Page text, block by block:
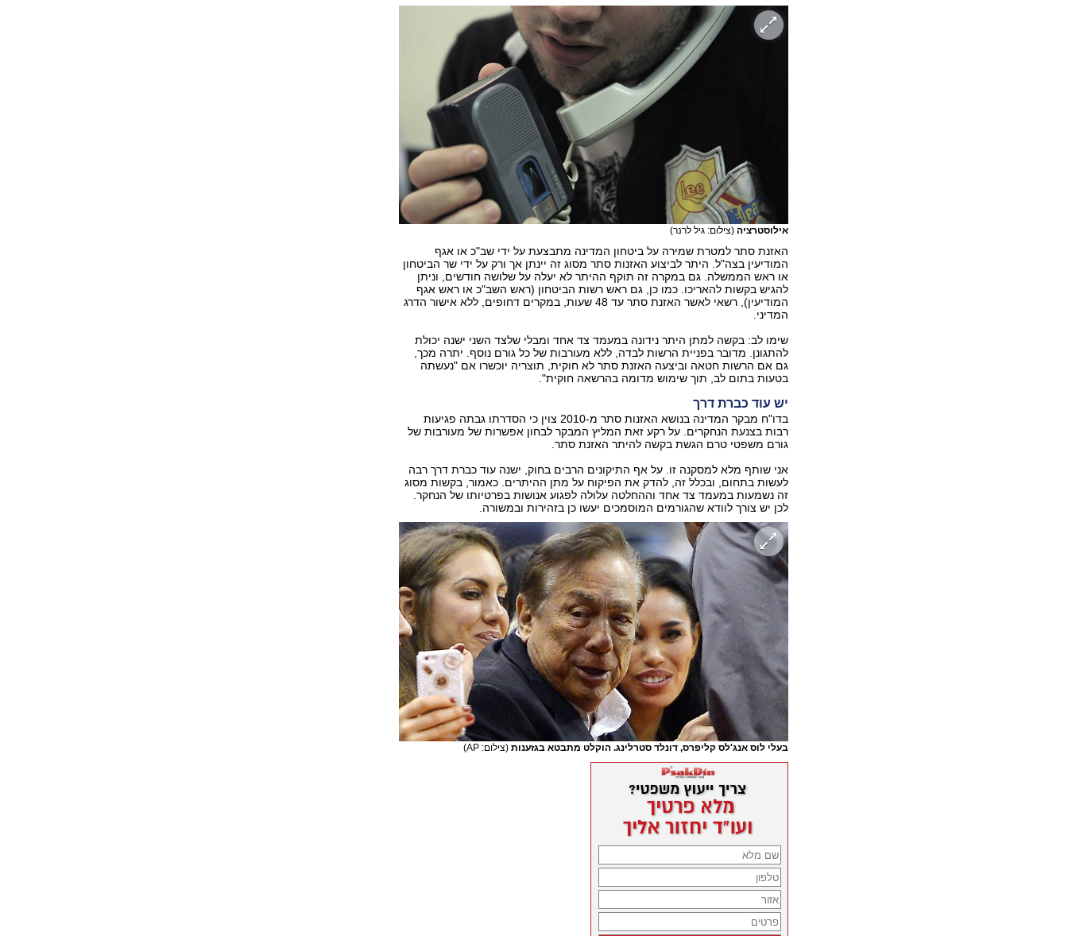
אילוסטרציה (צילום: גיל לרנר)
האזנת סתר למטרת שמירה על ביטחון המדינה מתבצעת על ידי שב"כ או אגף
המודיעין בצה"ל. היתר לביצוע האזנות סתר מסוג זה יינתן אך ורק על ידי שר הביטחון
או ראש הממשלה. גם במקרה זה תוקף ההיתר לא יעלה על שלושה חודשים, וניתן
להגיש בקשות להאריכו. כמו כן, גם ראש רשות הביטחון (ראש השב"כ או ראש אגף
המודיעין), רשאי לאשר האזנת סתר עד 48 שעות, במקרים דחופים, ללא אישור הדרג
המדיני.
שימו לב: בקשה למתן היתר נידונה במעמד צד אחד ומבלי שלצד השני ישנה יכולת
להתגונן. מדובר בפניית הרשות לבדה, ללא מעורבות של כל גורם נוסף. יתרה מכך,
גם אם הרשות חטאה וביצעה האזנת סתר לא חוקית, תוצריה יוכשרו אם "נעשתה
בטעות בתום לב, תוך שימוש מדומה בהרשאה חוקית".
יש עוד כברת דרך
בדו"ח מבקר המדינה בנושא האזנות סתר מ-2010 צוין כי הסדרתו גבתה פגיעות
רבות בצנעת הנחקרים. על רקע זאת המליץ המבקר לבחון אפשרות של מעורבות של
גורם משפטי טרם הגשת בקשה להיתר האזנת סתר.
אני שותף מלא למסקנה זו. על אף התיקונים הרבים בחוק, ישנה עוד כברת דרך רבה
לעשות בתחום, ובכלל זה, להדק את הפיקוח על מתן ההיתרים. כאמור, בקשות מסוג
זה נשמעות במעמד צד אחד וההחלטה עלולה לפגוע אנושות בפרטיותו של הנחקר.
לכן יש צורך לוודא שהגורמים המוסמכים יעשו כן בזהירות ובמשורה.
בעלי לוס אנג'לס קליפרס, דונלד סטרלינג. הוקלט מתבטא בגזענות (צילום: AP)